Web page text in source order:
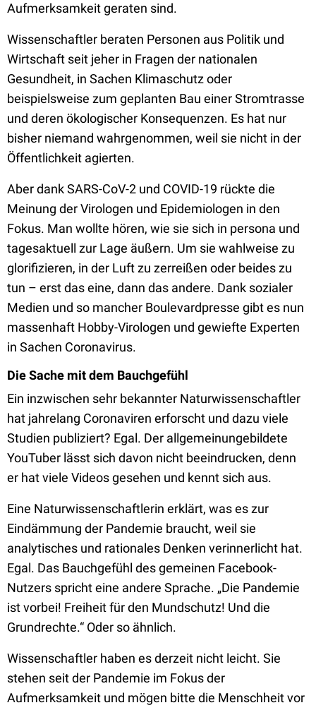
Aufmerksamkeit geraten sind.
Wissenschaftler beraten Personen aus Politik und
Wirtschaft seit jeher in Fragen der nationalen
Gesundheit, in Sachen Klimaschutz oder
beispielsweise zum geplanten Bau einer Stromtrasse
und deren ökologischer Konsequenzen. Es hat nur
bisher niemand wahrgenommen, weil sie nicht in der
Öffentlichkeit agierten.
Aber dank SARS-CoV-2 und COVID-19 rückte die
Meinung der Virologen und Epidemiologen in den
Fokus. Man wollte hören, wie sie sich in persona und
tagesaktuell zur Lage äußern. Um sie wahlweise zu
glorifizieren, in der Luft zu zerreißen oder beides zu
tun – erst das eine, dann das andere. Dank sozialer
Medien und so mancher Boulevardpresse gibt es nun
massenhaft Hobby-Virologen und gewiefte Experten
in Sachen Coronavirus.
Die Sache mit dem Bauchgefühl
Ein inzwischen sehr bekannter Naturwissenschaftler
hat jahrelang Coronaviren erforscht und dazu viele
Studien publiziert? Egal. Der allgemeinungebildete
YouTuber lässt sich davon nicht beeindrucken, denn
er hat viele Videos gesehen und kennt sich aus.
Eine Naturwissenschaftlerin erklärt, was es zur
Eindämmung der Pandemie braucht, weil sie
analytisches und rationales Denken verinnerlicht hat.
Egal. Das Bauchgefühl des gemeinen Facebook-
Nutzers spricht eine andere Sprache. „Die Pandemie
ist vorbei! Freiheit für den Mundschutz! Und die
Grundrechte.“ Oder so ähnlich.
Wissenschaftler haben es derzeit nicht leicht. Sie
stehen seit der Pandemie im Fokus der
Aufmerksamkeit und mögen bitte die Menschheit vor